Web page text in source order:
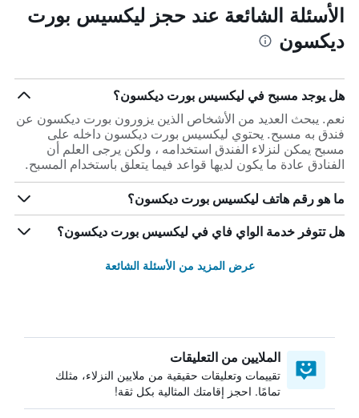
الأسئلة الشائعة عند حجز ليكسيس بورت
ديكسون
هل يوجد مسبح في ليكسيس بورت ديكسون؟
نعم. يبحث العديد من الأشخاص الذين يزورون بورت ديكسون عن
فندق به مسبح. يحتوي ليكسيس بورت ديكسون داخله على
مسبح يمكن لنزلاء الفندق استخدامه ، ولكن يرجى العلم أن
الفنادق عادة ما يكون لديها قواعد فيما يتعلق باستخدام المسبح.
ما هو رقم هاتف ليكسيس بورت ديكسون؟
هل تتوفر خدمة الواي فاي في ليكسيس بورت ديكسون؟
عرض المزيد من الأسئلة الشائعة
الملايين من التعليقات
تقييمات وتعليقات حقيقية من ملايين النزلاء، مثلك
تمامًا. احجز إقامتك المثالية بكل ثقة!